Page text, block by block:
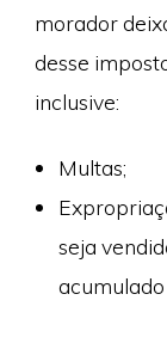
morador
desse
inclusive:
Multas;
seja
acumulado